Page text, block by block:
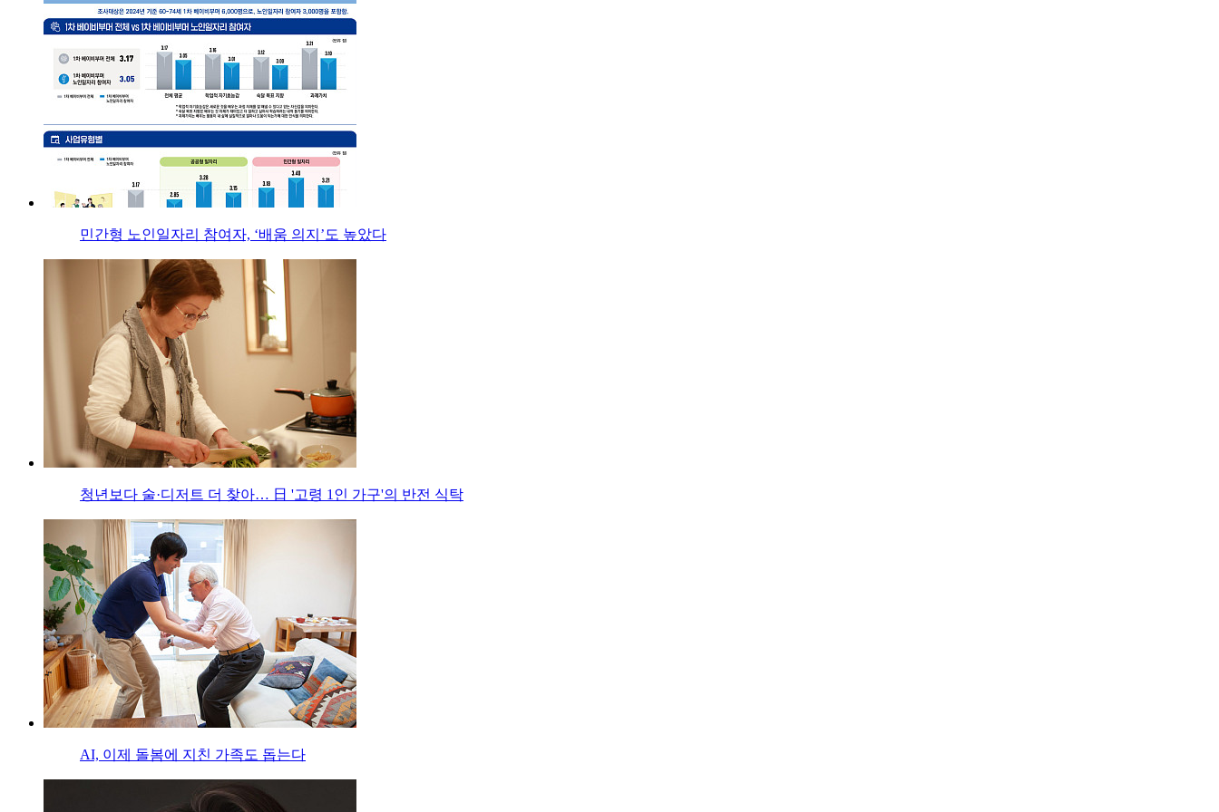
민간형 노인일자리 참여자, ‘배움 의지’도 높았다
청년보다 술·디저트 더 찾아… 日 '고령 1인 가구'의 반전 식탁
AI, 이제 돌봄에 지친 가족도 돕는다